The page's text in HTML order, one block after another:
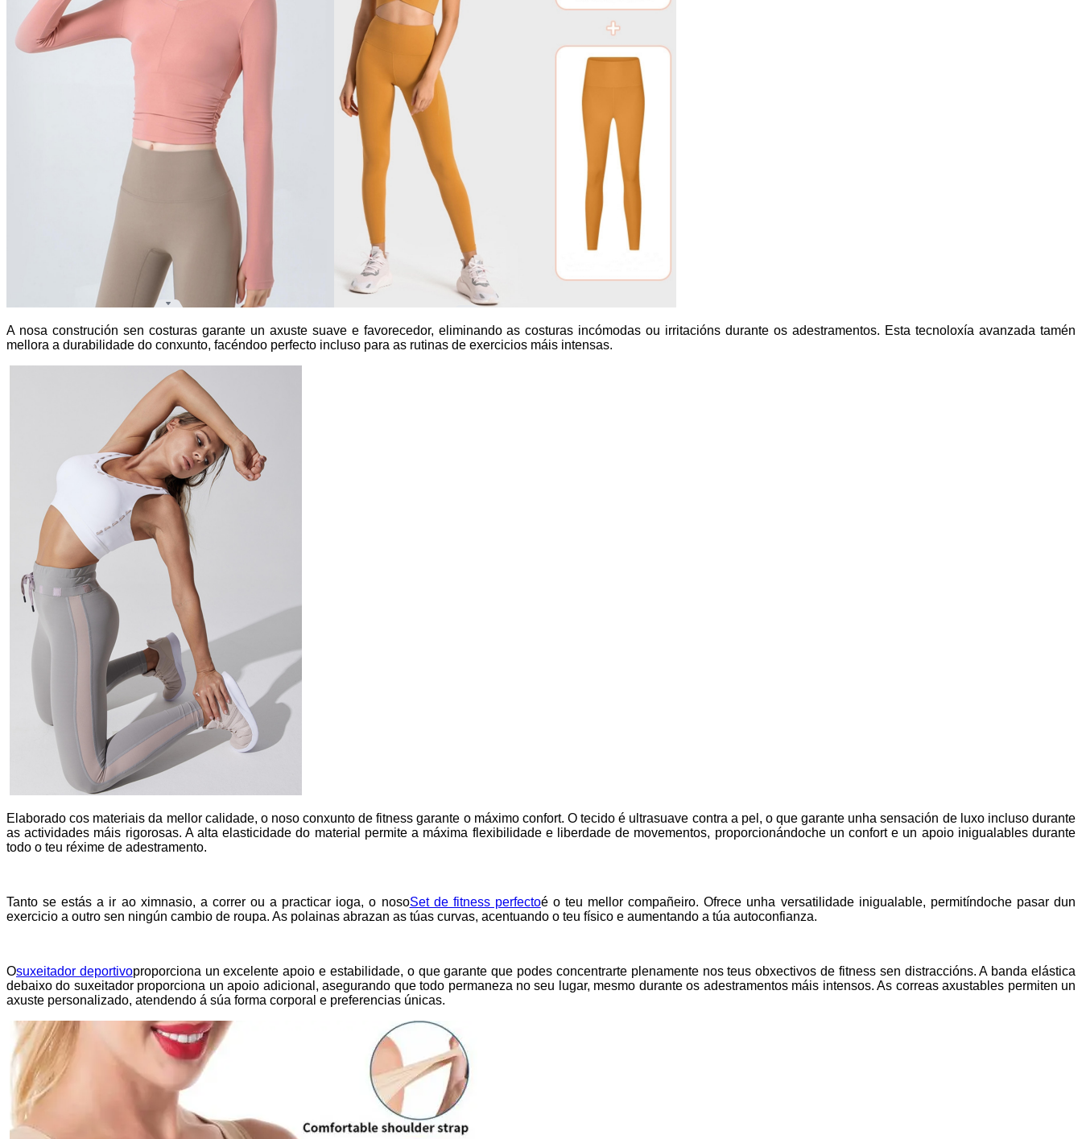
A nosa construción sen costuras garante un axuste suave e favorecedor, eliminando as costuras incómodas ou irritacións durante os adestramentos. Esta tecnoloxía avanzada tamén
mellora a durabilidade do conxunto, facéndoo perfecto incluso para as rutinas de exercicios máis intensas.
Elaborado cos materiais da mellor calidade, o noso conxunto de fitness garante o máximo confort. O tecido é ultrasuave contra a pel, o que garante unha sensación de luxo incluso durante
as actividades máis rigorosas. A alta elasticidade do material permite a máxima flexibilidade e liberdade de movementos, proporcionándoche un confort e un apoio inigualables durante
todo o teu réxime de adestramento.
Tanto se estás a ir ao ximnasio, a correr ou a practicar ioga, o nosoSet de fitness perfectoé o teu mellor compañeiro. Ofrece unha versatilidade inigualable, permitíndoche pasar dun
exercicio a outro sen ningún cambio de roupa. As polainas abrazan as túas curvas, acentuando o teu físico e aumentando a túa autoconfianza.
Osuxeitador deportivoproporciona un excelente apoio e estabilidade, o que garante que podes concentrarte plenamente nos teus obxectivos de fitness sen distraccións. A banda elástica
debaixo do suxeitador proporciona un apoio adicional, asegurando que todo permaneza no seu lugar, mesmo durante os adestramentos máis intensos. As correas axustables permiten un
axuste personalizado, atendendo á súa forma corporal e preferencias únicas.